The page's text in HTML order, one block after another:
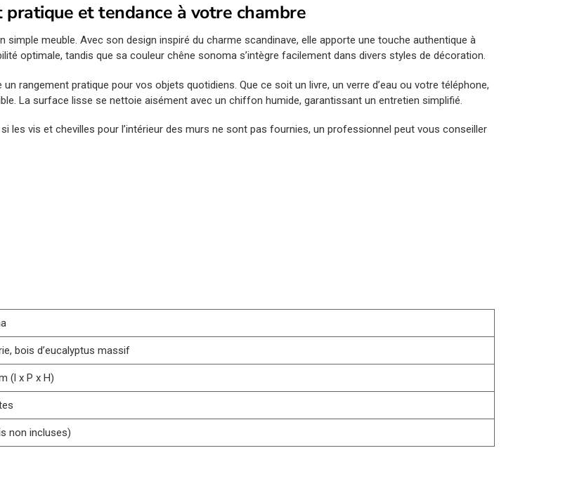
et tendance à votre chambre
simple meuble. Avec son design inspiré du charme scandinave, elle apporte une touche authentique à
optimale, tandis que sa couleur chêne sonoma s’intègre facilement dans divers styles de décoration.
rangement pratique pour vos objets quotidiens. Que ce soit un livre, un verre d’eau ou votre téléphone,
La surface lisse se nettoie aisément avec un chiffon humide, garantissant un entretien simplifié.
les vis et chevilles pour l’intérieur des murs ne sont pas fournies, un professionnel peut vous conseiller
bois d’eucalyptus massif
(l x P x H)
non incluses)